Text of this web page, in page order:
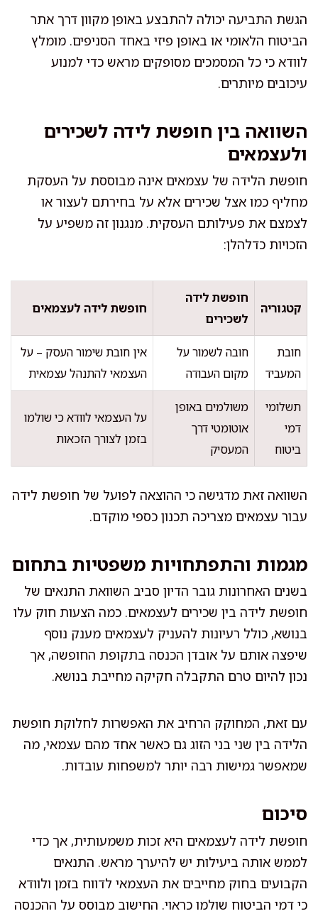
הגשת התביעה יכולה להתבצע באופן מקוון דרך אתר
הביטוח הלאומי או באופן פיזי באחד הסניפים. מומלץ
לוודא כי כל המסמכים מסופקים מראש כדי למנוע
עיכובים מיותרים.
השוואה בין חופשת לידה לשכירים
ולעצמאים
חופשת הלידה של עצמאים אינה מבוססת על העסקת
מחליף כמו אצל שכירים אלא על בחירתם לעצור או
לצמצם את פעילותם העסקית. מנגנון זה משפיע על
הזכויות כדלהלן:
קטגוריה
חופשת לידה
לשכירים
חופשת לידה לעצמאים
חובת
המעביד
חובה לשמור על
מקום העבודה
אין חובת שימור העסק – על
העצמאי להתנהל עצמאית
תשלומי
דמי
ביטוח
משולמים באופן
אוטומטי דרך
המעסיק
על העצמאי לוודא כי שולמו
בזמן לצורך הזכאות
השוואה זאת מדגישה כי ההוצאה לפועל של חופשת לידה
עבור עצמאים מצריכה תכנון כספי מוקדם.
מגמות והתפתחויות משפטיות בתחום
בשנים האחרונות גובר הדיון סביב השוואת התנאים של
חופשת לידה בין שכירים לעצמאים. כמה הצעות חוק עלו
בנושא, כולל רעיונות להעניק לעצמאים מענק נוסף
שיפצה אותם על אובדן הכנסה בתקופת החופשה, אך
נכון להיום טרם התקבלה חקיקה מחייבת בנושא.
עם זאת, המחוקק הרחיב את האפשרות לחלוקת חופשת
הלידה בין שני בני הזוג גם כאשר אחד מהם עצמאי, מה
שמאפשר גמישות רבה יותר למשפחות עובדות.
סיכום
חופשת לידה לעצמאים היא זכות משמעותית, אך כדי
לממש אותה ביעילות יש להיערך מראש. התנאים
הקבועים בחוק מחייבים את העצמאי לדווח בזמן ולוודא
כי דמי הביטוח שולמו כראוי. החישוב מבוסס על ההכנסה